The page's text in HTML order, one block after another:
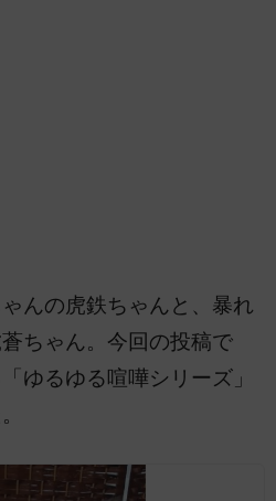
んの虎鉄ちゃんと、暴れ
ちゃん。今回の投稿で
ゆるゆる喧嘩シリーズ」